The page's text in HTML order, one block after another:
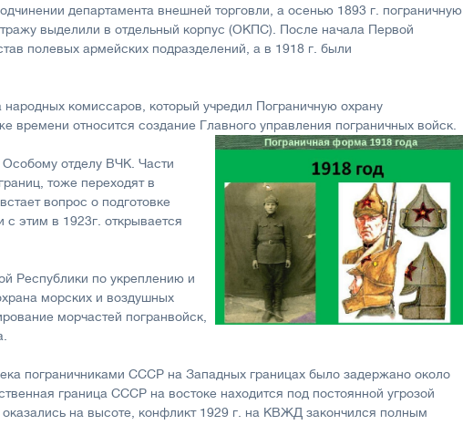
департамента внешней торговли, а осенью 1893 г. пограничную
выделили в отдельный корпус (ОКПС). После начала Первой
полевых армейских подразделений, а в 1918 г. были
комиссаров, который учредил Пограничную охрану
времени относится создание Главного управления пограничных войск.
Особому отделу ВЧК. Части
тоже переходят в
вопрос о подготовке
этим в 1923г. открывается
Республики по укреплению и
морских и воздушных
морчастей погранвойск,
пограничниками СССР на Западных границах было задержано около
граница СССР на востоке находится под постоянной угрозой
на высоте, конфликт 1929 г. на КВЖД закончился полным